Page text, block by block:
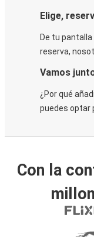
Elige,
De tu
reserva,
Vamos
¿Por qué
puedes optar
Con la